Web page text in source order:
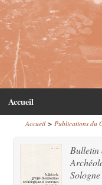
Accueil
Accueil> Publications du
Bulletin
Sologne